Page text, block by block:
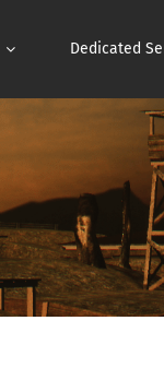
Dedicated